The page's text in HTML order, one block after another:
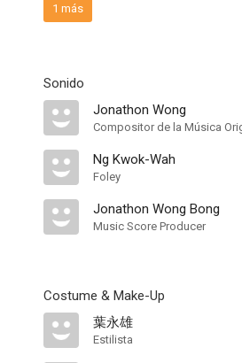
1 más
Sonido
Jonathon Wong
Compositor de la Música
Ng Kwok-Wah
Foley
Jonathon Wong Bong
Music Score Producer
Costume & Make-Up
葉永雄
Estilista